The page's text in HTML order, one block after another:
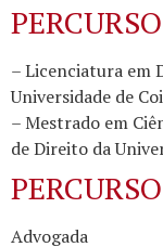
– Licenciatura em
Universidade de
– Mestrado em
de Direito da
Advogada